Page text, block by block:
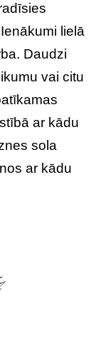
lielā
Daudzi
vai citu
ar kādu
sola
ar kādu